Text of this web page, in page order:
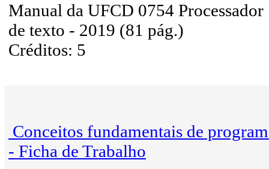
Manual da UFCD 0754 Processador
de texto - 2019 (81 pág.)
Créditos: 5
Conceitos fundamentais de
- Ficha de Trabalho